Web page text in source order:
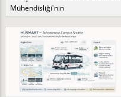
Mühendisliği'nin